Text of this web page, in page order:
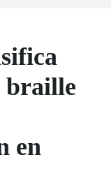
braille
en